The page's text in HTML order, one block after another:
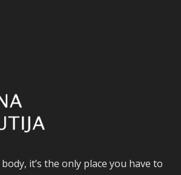
it’s the only place you have to